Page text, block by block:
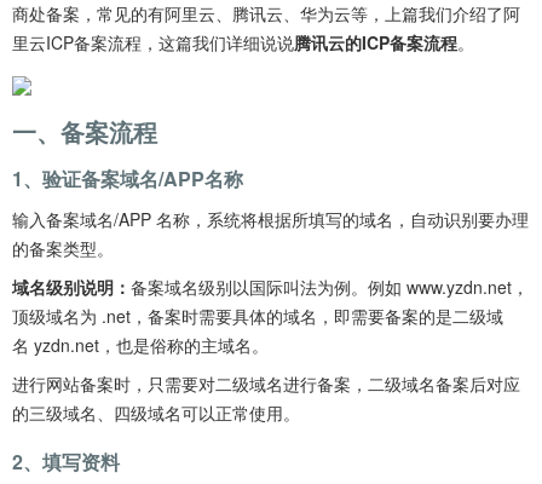
商处备案，常见的有阿里云、腾讯云、华为云等，上篇我们介绍了阿
里云ICP备案流程，这篇我们详细说说腾讯云的ICP备案流程。
一、备案流程
1、验证备案域名/APP名称
输入备案域名/APP 名称，系统将根据所填写的域名，自动识别要办理
的备案类型。
域名级别说明： 备案域名级别以国际叫法为例。例如 www.yzdn.net，
顶级域名为 .net，备案时需要具体的域名，即需要备案的是二级域
名 yzdn.net，也是俗称的主域名。
进行网站备案时，只需要对二级域名进行备案，二级域名备案后对应
的三级域名、四级域名可以正常使用。
2、填写资料